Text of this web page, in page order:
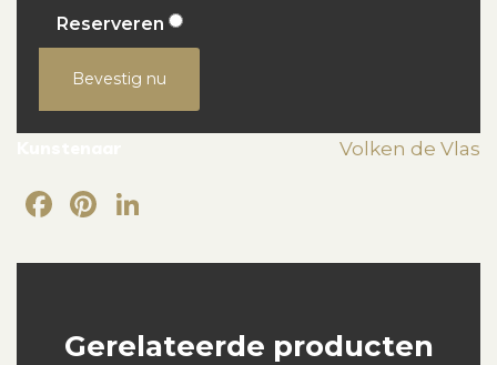
Reserveren
Bevestig nu
Volken de Vlas
Facebook
Pinterest
Gerelateerde producten